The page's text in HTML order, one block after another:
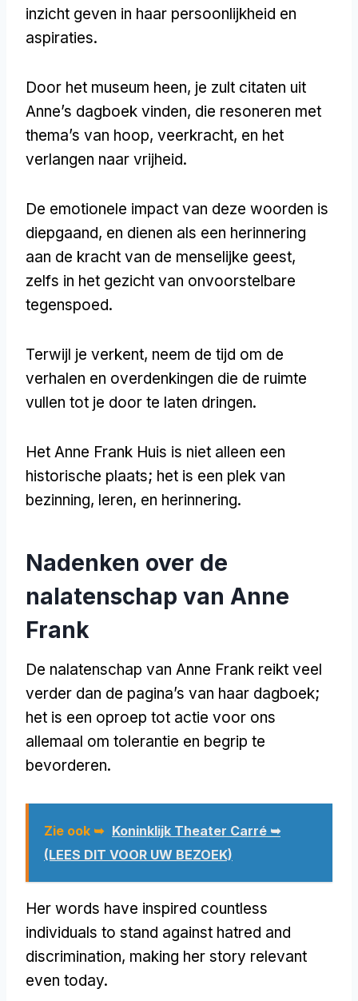
inzicht geven in haar persoonlijkheid en
aspiraties.
Door het museum heen, je zult citaten uit
Anne’s dagboek vinden, die resoneren met
thema’s van hoop, veerkracht, en het
verlangen naar vrijheid.
De emotionele impact van deze woorden is
diepgaand, en dienen als een herinnering
aan de kracht van de menselijke geest,
zelfs in het gezicht van onvoorstelbare
tegenspoed.
Terwijl je verkent, neem de tijd om de
verhalen en overdenkingen die de ruimte
vullen tot je door te laten dringen.
Het Anne Frank Huis is niet alleen een
historische plaats; het is een plek van
bezinning, leren, en herinnering.
Nadenken over de
nalatenschap van Anne
Frank
De nalatenschap van Anne Frank reikt veel
verder dan de pagina’s van haar dagboek;
het is een oproep tot actie voor ons
allemaal om tolerantie en begrip te
bevorderen.
Zie ook ➥ Koninklijk Theater Carré ➥
(LEES DIT VOOR UW BEZOEK)
Her words have inspired countless
individuals to stand against hatred and
discrimination, making her story relevant
even today.